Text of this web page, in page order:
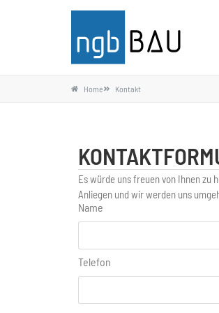
Home Kontakt
Es würde uns freuen von Ihnen
Anliegen und wir werden uns
Name
Telefon